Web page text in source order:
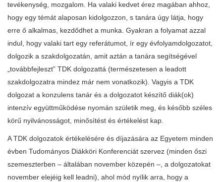
tevékenység, mozgalom. Ha valaki kedvet érez magában ahhoz,
hogy egy témát alaposan kidolgozzon, s tanára úgy látja, hogy
erre ő alkalmas, kezdődhet a munka. Gyakran a folyamat azzal
indul, hogy valaki tart egy referátumot, ír egy évfolyamdolgozatot,
dolgozik a szakdolgozatán, amit aztán a tanára segítségével
„továbbfejleszt” TDK dolgozattá (természetesen a leadott
szakdolgozatra mindez már nem vonatkozik). Vagyis a TDK
dolgozat a konzulens tanár és a dolgozatot készítő diák(ok)
intenzív együttműködése nyomán születik meg, és később széles
körű nyilvánosságot, minősítést és értékelést kap.
A TDK dolgozatok értékelésére és díjazására az Egyetem minden
évben Tudományos Diákköri Konferenciát szervez (minden őszi
szemeszterben – általában november közepén –, a dolgozatokat
november elejéig kell leadni), ahol mód nyílik arra, hogy a